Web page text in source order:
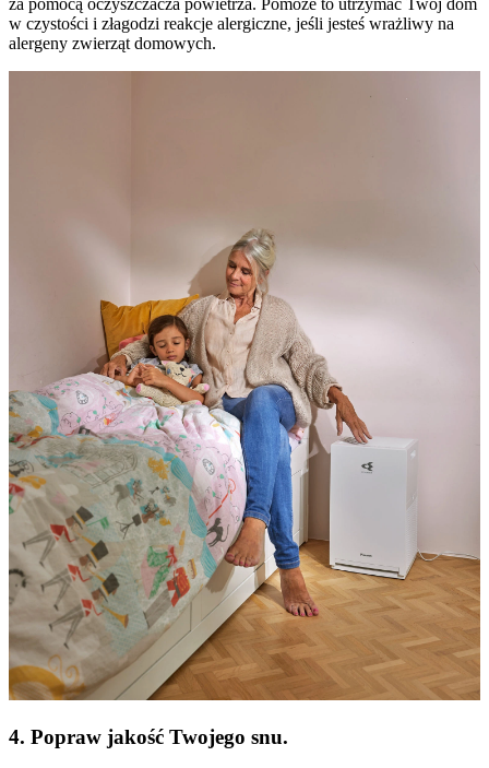
za pomocą oczyszczacza powietrza. Pomoże to utrzymać Twój dom
w czystości i złagodzi reakcje alergiczne, jeśli jesteś wrażliwy na
alergeny zwierząt domowych.
4. Popraw jakość Twojego snu.